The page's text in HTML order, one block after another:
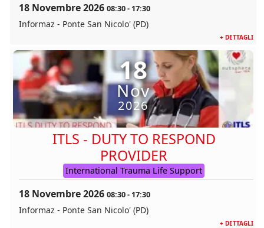
18 Novembre 2026 08:30- 17:30
Informaz - Ponte San Nicolo' (PD)
+ DETTAGLI
18
Nov
2026
ITLS - DUTY TO RESPOND
PROVIDER
International Trauma Life Support
18 Novembre 2026 08:30- 17:30
Informaz - Ponte San Nicolo' (PD)
+ DETTAGLI